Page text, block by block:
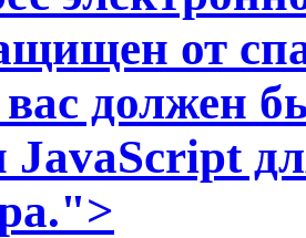
от
должен
JavaScript
">